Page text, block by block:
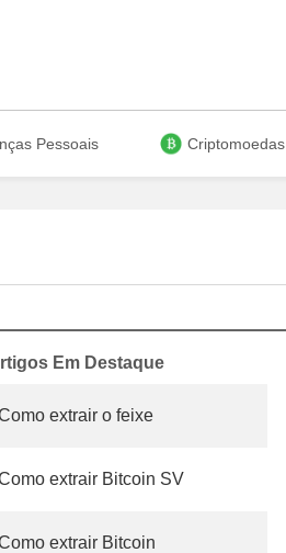
Pessoais Criptomoedas
Em Destaque
extrair o feixe
extrair Bitcoin SV
extrair Bitcoin